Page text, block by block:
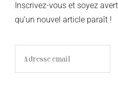
Inscrivez-vous et soyez
qu’un nouvel article paraît !